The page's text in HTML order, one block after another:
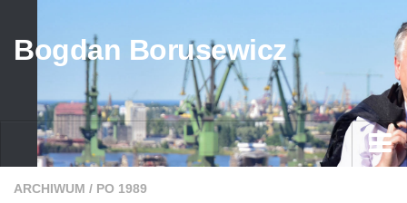
Bogdan Borusewicz
Aktualności
ARCHIWUM / PO 1989